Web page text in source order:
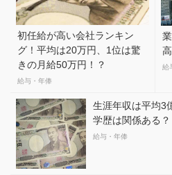
初任給が高い会社ランキン
グ！平均は20万円、1位は驚
きの月給50万円！？
給与・年俸
給
生涯年収は平均3
学歴は関係ある？
給与・年俸